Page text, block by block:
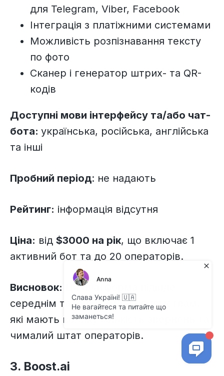
для Telegram, Viber, Facebook
Інтеграція з платіжними системами
Можливість розпізнавання тексту
по фото
Сканер і генератор штрих- та QR-
кодів
Доступні мови інтерфейсу та/або чат-
бота: українська, російська, англійська
та інші
Пробний період: не надають
Рейтинг: інформація відсутня
Ціна: від $3000 на рік, що включає 1
активний бот та до 20 операторів.
Висновок: Ця платформа підійде
середнім та великим підприємствам,
які мають велику кількість звернень та
чималий штат операторів.
3. Boost.ai